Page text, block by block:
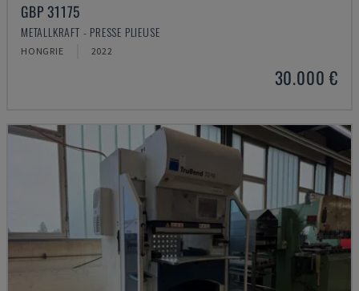
GBP 31175
METALLKRAFT - PRESSE PLIEUSE
HONGRIE 2022
30.000 €